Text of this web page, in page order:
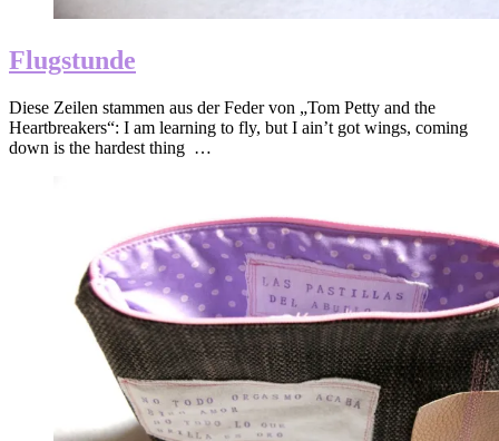
Flugstunde
Diese Zeilen stammen aus der Feder von „Tom Petty and the
Heartbreakers“: I am learning to fly, but I ain’t got wings, coming
down is the hardest thing …